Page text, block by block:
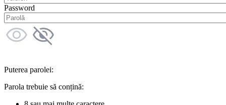
Password
Puterea parolei:
Parola trebuie să conțină: